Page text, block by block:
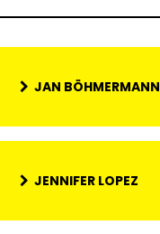
JAN BÖHMERMANN
JENNIFER LOPEZ